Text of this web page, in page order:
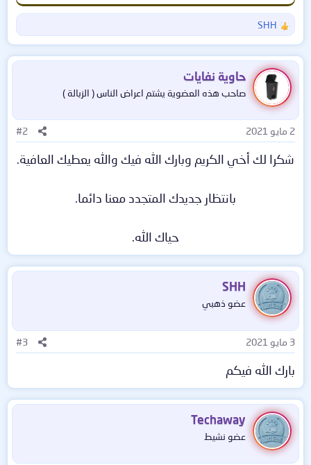
ا
ل
ت
ف
ا
ع
ا
ت
SHH
حاوية نفايات
صاحب هذه العضوية يشتم اعراض الناس ( الزبالة )
2 مايو 2021 #2
شكرا لك أخي الكريم وبارك الله فيك والله يعطيك العافية.
بانتظار جديدك المتجدد معنا دائما.
حياك الله.​
SHH
عضو ذهبي
3 مايو 2021 #3
بارك الله فيكم
Techaway
عضو نشيط